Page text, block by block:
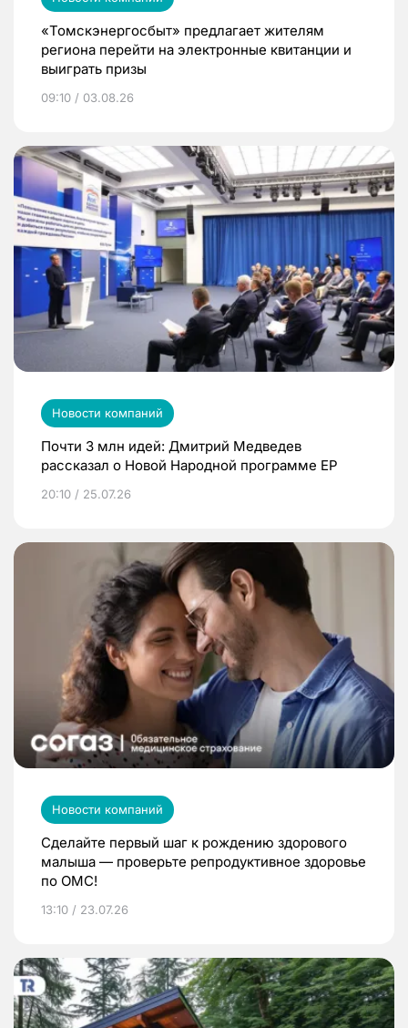
«Томскэнергосбыт» предлагает жителям
региона перейти на электронные квитанции и
выиграть призы
09:10 / 03.08.26
Новости компаний
Почти 3 млн идей: Дмитрий Медведев
рассказал о Новой Народной программе ЕР
20:10 / 25.07.26
Новости компаний
Сделайте первый шаг к рождению здорового
малыша — проверьте репродуктивное здоровье
по ОМС!
13:10 / 23.07.26